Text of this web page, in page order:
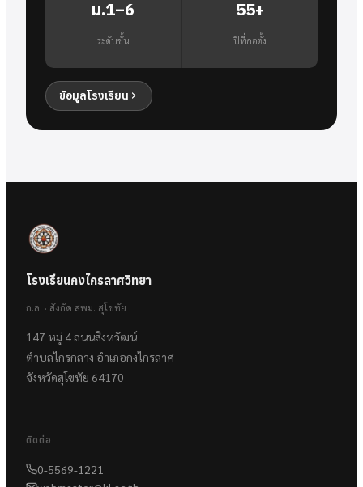
ม.1–6
ระดับชั้น
55+
ปีที่ก่อตั้ง
ข้อมูลโรงเรียน
โรงเรียนกงไกรลาศวิทยา
ก.ล. · สังกัด สพม. สุโขทัย
147 หมู่ 4 ถนนสิงหวัฒน์
ตำบลไกรกลาง อำเภอกงไกรลาศ
จังหวัดสุโขทัย 64170
ติดต่อ
0-5569-1221